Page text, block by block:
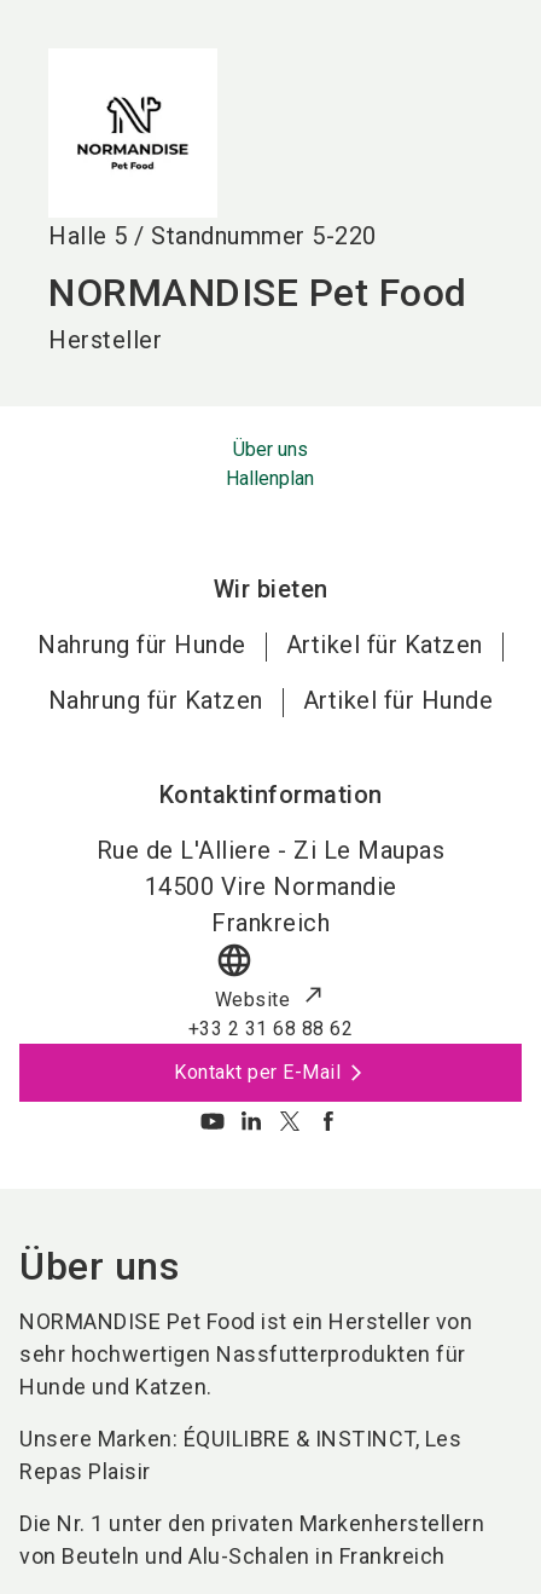
Halle 5 / Standnummer 5-220
NORMANDISE Pet Food
Hersteller
Über uns
Hallenplan
Wir bieten
Nahrung für Hunde
Artikel für Katzen
Nahrung für Katzen
Artikel für Hunde
Kontaktinformation
Rue de L'Alliere - Zi Le Maupas
14500 Vire Normandie
Frankreich
language
Website
+33 2 31 68 88 62
Kontakt per E-Mail
Über uns
NORMANDISE Pet Food ist ein Hersteller von
sehr hochwertigen Nassfutterprodukten für
Hunde und Katzen.
Unsere Marken: ÉQUILIBRE & INSTINCT, Les
Repas Plaisir
Die Nr. 1 unter den privaten Markenherstellern
von Beuteln und Alu-Schalen in Frankreich